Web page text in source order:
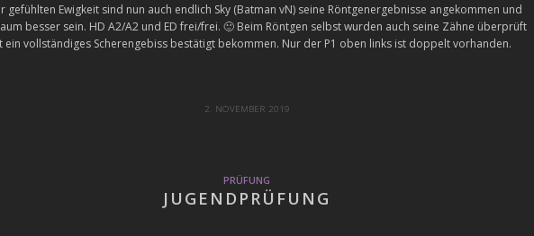
gefühlten Ewigkeit sind nun auch endlich Sky (Batman vN) seine Röntgenergebnisse angekommen und
besser sein. HD A2/A2 und ED frei/frei. 🙂 Beim Röntgen selbst wurden auch seine Zähne überprüft
ein vollständiges Scherengebiss bestätigt bekommen. Nur der P1 oben links ist doppelt vorhanden.
2. NOVEMBER 2019
PRÜFUNG
JUGENDPRÜFUNG